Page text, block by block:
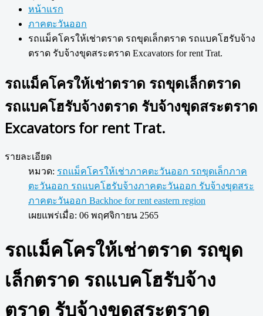
หน้าแรก
ภาคตะวันออก
รถแม็คโครให้เช่าตราด รถขุดเล็กตราด รถแบคโฮรับจ้าง
ตราด รับจ้างขุดสระตราด Excavators for rent Trat.
รถแม็คโครให้เช่าตราด รถขุดเล็กตราด
รถแบคโฮรับจ้างตราด รับจ้างขุดสระตราด
Excavators for rent Trat.
รายละเอียด
หมวด: รถแม็คโครให้เช่าภาคตะวันออก รถขุดเล็กภาค
ตะวันออก รถแบคโฮรับจ้างภาคตะวันออก รับจ้างขุดสระ
ภาคตะวันออก Backhoe for rent eastern region
เผยแพร่เมื่อ: 06 พฤศจิกายน 2565
รถแม็คโครให้เช่าตราด รถขุด
เล็กตราด รถแบคโฮรับจ้าง
ตราด รับจ้างขุดสระตราด